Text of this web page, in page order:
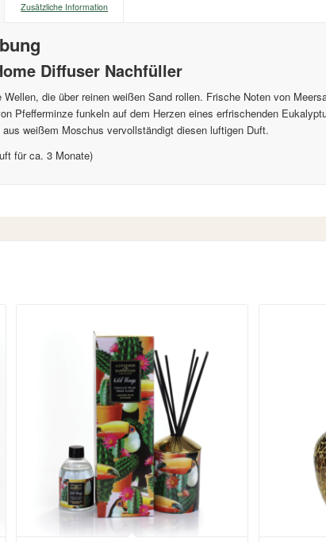
Zusätzliche Information
Diffuser Nachfüller
Wellen, die über reinen weißen Sand rollen. Frische Noten von
Pfefferminze funkeln auf dem Herzen eines erfrischenden
weißem Moschus vervollständigt diesen luftigen Duft.
für ca. 3 Monate)